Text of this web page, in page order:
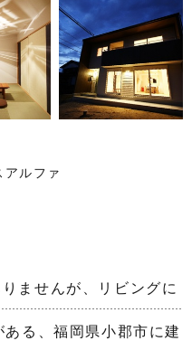
ルファ
ませんが、リビングに
る、福岡県小郡市に建